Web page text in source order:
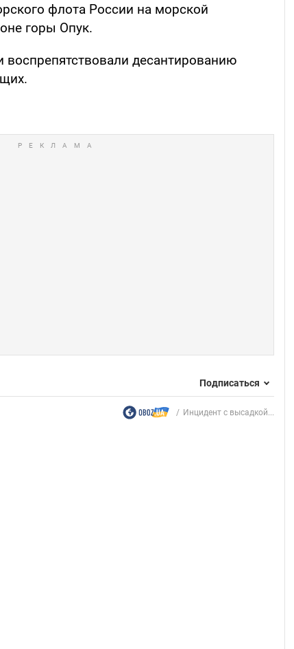
флота России на морской
горы Опук.
воспрепятствовали десантированию
Подписаться
Инцидент с высадкой...